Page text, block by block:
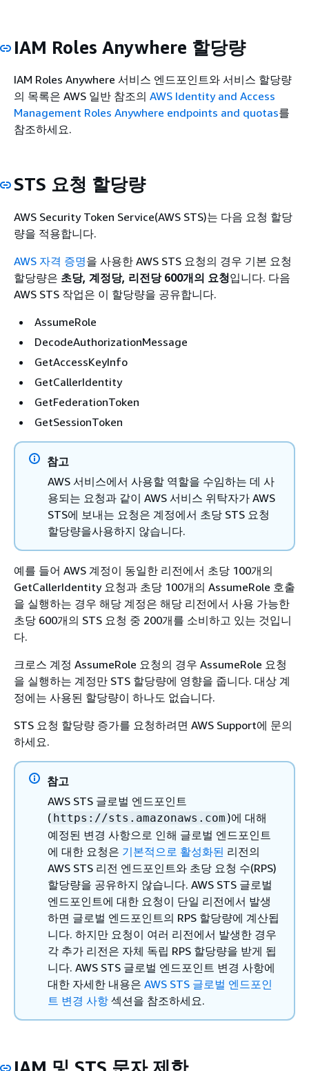
IAM Roles Anywhere 할당량
IAM Roles Anywhere 서비스 엔드포인트와 서비스 할당량
의 목록은 AWS 일반 참조의 AWS Identity and Access
Management Roles Anywhere endpoints and quotas를
참조하세요.
STS 요청 할당량
AWS Security Token Service(AWS STS)는 다음 요청 할당
량을 적용합니다.
AWS 자격 증명을 사용한 AWS STS 요청의 경우 기본 요청
할당량은 초당, 계정당, 리전당 600개의 요청입니다. 다음
AWS STS 작업은 이 할당량을 공유합니다.
AssumeRole
DecodeAuthorizationMessage
GetAccessKeyInfo
GetCallerIdentity
GetFederationToken
GetSessionToken
참고
AWS 서비스에서 사용할 역할을 수임하는 데 사
용되는 요청과 같이 AWS 서비스 위탁자가 AWS
STS에 보내는 요청은 계정에서 초당 STS 요청
할당량을사용하지 않습니다.
예를 들어 AWS 계정이 동일한 리전에서 초당 100개의
GetCallerIdentity 요청과 초당 100개의 AssumeRole 호출
을 실행하는 경우 해당 계정은 해당 리전에서 사용 가능한
초당 600개의 STS 요청 중 200개를 소비하고 있는 것입니
다.
크로스 계정 AssumeRole 요청의 경우 AssumeRole 요청
을 실행하는 계정만 STS 할당량에 영향을 줍니다. 대상 계
정에는 사용된 할당량이 하나도 없습니다.
STS 요청 할당량 증가를 요청하려면 AWS Support에 문의
하세요.
참고
AWS STS 글로벌 엔드포인트
( https://sts.amazonaws.com )에 대해
예정된 변경 사항으로 인해 글로벌 엔드포인트
에 대한 요청은 기본적으로 활성화된 리전의
AWS STS 리전 엔드포인트와 초당 요청 수(RPS)
할당량을 공유하지 않습니다. AWS STS 글로벌
엔드포인트에 대한 요청이 단일 리전에서 발생
하면 글로벌 엔드포인트의 RPS 할당량에 계산됩
니다. 하지만 요청이 여러 리전에서 발생한 경우
각 추가 리전은 자체 독립 RPS 할당량을 받게 됩
니다. AWS STS 글로벌 엔드포인트 변경 사항에
대한 자세한 내용은 AWS STS 글로벌 엔드포인
트 변경 사항 섹션을 참조하세요.